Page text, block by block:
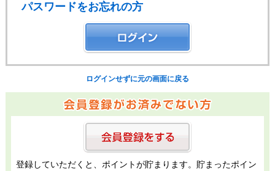
パスワードをお忘れの方
ログインせずに元の画面に戻る
登録していただくと、ポイントが貯まります。貯まったポイン